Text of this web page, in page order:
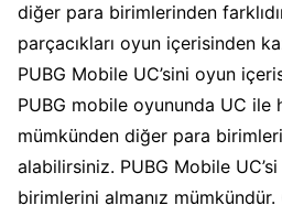
diğer para birimlerinden
parçacıkları oyun içerisinden
PUBG Mobile UC’sini oyun
PUBG mobile oyununda UC ile
mümkünden diğer para birimleri
alabilirsiniz. PUBG Mobile
birimlerini almanız